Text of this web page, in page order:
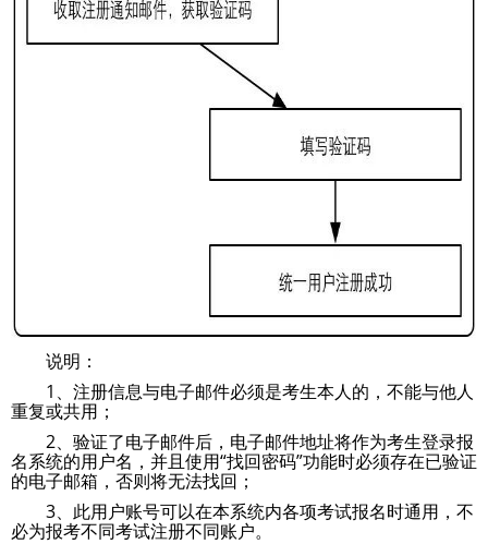
说明：
1、注册信息与电子邮件必须是考生本人的，不能与他人
重复或共用；
2、验证了电子邮件后，电子邮件地址将作为考生登录报
名系统的用户名，并且使用“找回密码”功能时必须存在已验证
的电子邮箱，否则将无法找回；
3、此用户账号可以在本系统内各项考试报名时通用，不
必为报考不同考试注册不同账户。